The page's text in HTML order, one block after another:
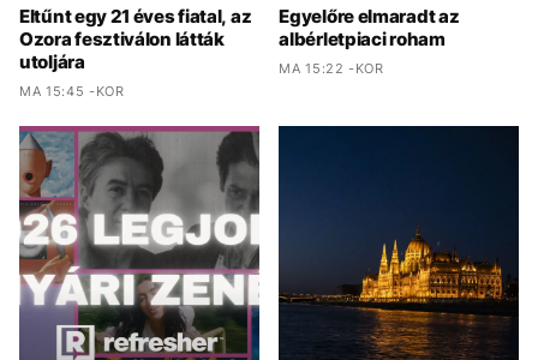
Eltűnt egy 21 éves fiatal, az
Ozora fesztiválon látták
utoljára
MA 15:45 -KOR
Egyelőre elmaradt az
albérletpiaci roham
MA 15:22 -KOR